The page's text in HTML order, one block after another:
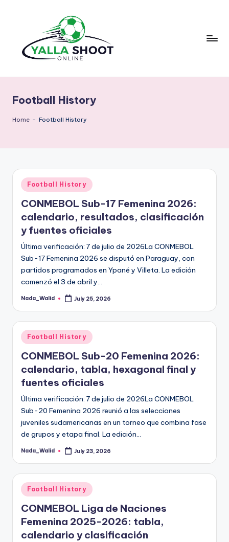
content
ll
a
o
o
t
g
u
d
Guide
is
a
provides
football
updates,
match
and
insights
about
streaming
platforms.
The
not
host
or
provide
live
streaming,
it
only
serves
as
an
for
football
fans.
Football History
Home - Football History
Posted
in
Football History
CONMEBOL Sub-17 Femenina 2026:
calendario, resultados, clasificación
y fuentes oficiales
Última verificación: 7 de julio de 2026La CONMEBOL
Sub-17 Femenina 2026 se disputó en Paraguay, con
partidos programados en Ypané y Villeta. La edición
comenzó el 3 de abril y…
Posted
Nada_Walid July 25, 2026
Posted
in
Football History
CONMEBOL Sub-20 Femenina 2026:
calendario, tabla, hexagonal final y
fuentes oficiales
Última verificación: 7 de julio de 2026La CONMEBOL
Sub-20 Femenina 2026 reunió a las selecciones
juveniles sudamericanas en un torneo que combina fase
de grupos y etapa final. La edición…
Posted
Nada_Walid July 23, 2026
Posted
in
Football History
CONMEBOL Liga de Naciones
Femenina 2025-2026: tabla,
calendario y clasificación